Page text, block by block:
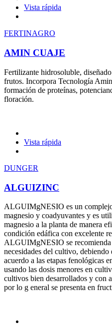
Vista rápida
FERTINAGRO
AMIN CUAJE
Fertilizante hidrosoluble,
frutos. Incorpora Tecnología
formación de proteínas,
floración.
Vista rápida
DUNGER
ALGUIZINC
ALGUIMgNESIO es un
magnesio y coadyuvantes y es
magnesio a la planta de manera
condición edáfica con excelente
ALGUIMgNESIO se recomienda
necesidades del cultivo,
acuerdo a las etapas fenológicas
usando las dosis menores en
cultivos bien desarrollados y con
por lo g eneral se presenta en